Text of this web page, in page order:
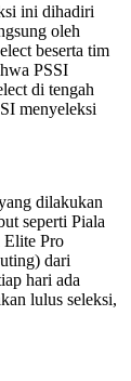
ini dihadiri
oleh
beserta tim
PSSI
di tengah
menyeleksi
dilakukan
seperti Piala
Elite Pro
dari
hari ada
lulus seleksi,